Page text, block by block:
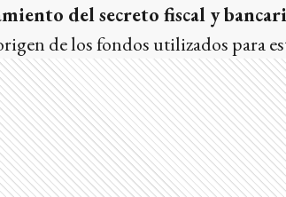
del secreto fiscal y
de los fondos utilizados para